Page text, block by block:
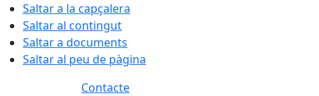
Saltar a la capçalera
Saltar al contingut
Saltar a documents
Saltar al peu de pàgina
Contacte